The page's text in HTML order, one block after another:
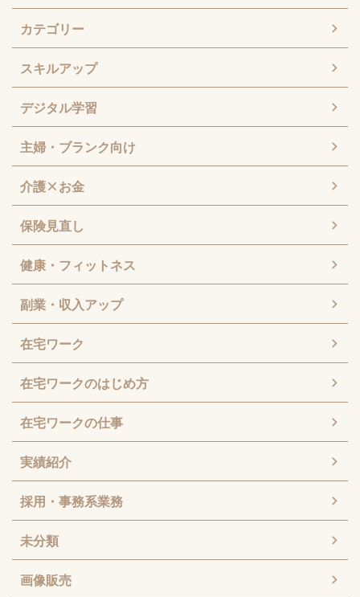
カテゴリー
スキルアップ
デジタル学習
主婦・ブランク向け
介護×お金
保険見直し
健康・フィットネス
副業・収入アップ
在宅ワーク
在宅ワークのはじめ方
在宅ワークの仕事
実績紹介
採用・事務系業務
未分類
画像販売